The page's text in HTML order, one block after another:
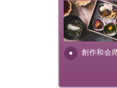
湖側客室には、2022年の館
設置。そこから広がる諏訪
創作和会
美湖膳とは諏
提供する為に
明が考え出し
す。美しい諏